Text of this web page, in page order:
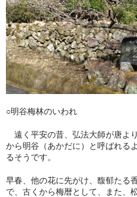
冬扇の「時空の座」
お問い合わせ
俳句を始めたい人に
日本俳人クラブ
郷土阿波の俳句を集めよう
出来事
アゴラ（新しい俳句の為に）
○明谷梅林のいわれ
遠く平安の昔、弘法大師が唐よ
から明谷（あかだに）と呼ばれる
るそうです。
早春、他の花に先がけ、馥郁たる
で、古くから梅暦として、また、